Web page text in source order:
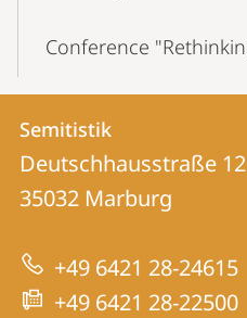
Conference
Kontakt
und
Informationen
zur
Website
Semitistik
Semitistik
Deutschhausstraße 12
35032 Marburg
+49 6421 28-24615
+49 6421 28-22500